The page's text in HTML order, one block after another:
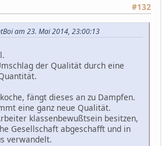
#132
am 23. Mai 2014, 23:00:13
der Qualität durch eine
fängt dieses an zu Dampfen.
eine ganz neue Qualität.
klassenbewußtsein besitzen,
Gesellschaft abgeschafft und in
verwandelt.